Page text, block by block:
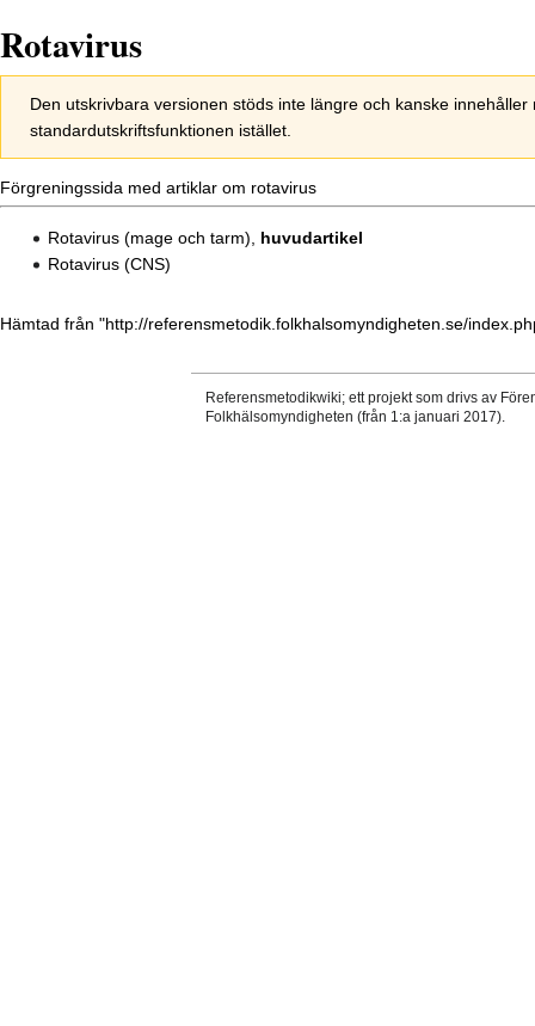
Rotavirus
navigering
Den utskrivbara versionen stöds inte längre och kanske
standardutskriftsfunktionen istället.
Förgreningssida med artiklar om rotavirus
Rotavirus (mage och tarm), huvudartikel
Rotavirus (CNS)
Hämtad från "http://referensmetodik.folkhalsomyndigheten.se/
Referensmetodikwiki; ett projekt som drivs av
Folkhälsomyndigheten (från 1:a januari 2017).